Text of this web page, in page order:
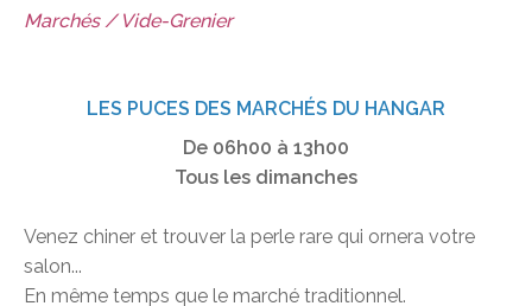
Marchés / Vide-Grenier
LES PUCES DES MARCHÉS DU HANGAR
De 06h00 à 13h00
Tous les dimanches
Venez chiner et trouver la perle rare qui ornera votre
salon...
En même temps que le marché traditionnel.